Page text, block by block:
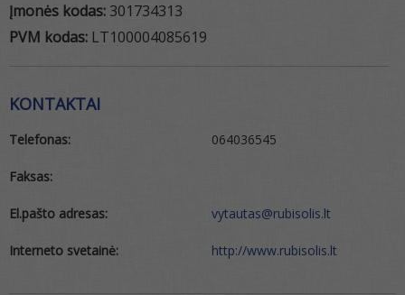
Įmonės kodas: 301734313
PVM kodas: LT100004085619
KONTAKTAI
Telefonas:
Faksas:
El.pašto adresas:
Interneto svetainė:
064036545
vytautas@rubisolis.lt
http://www.rubisolis.lt